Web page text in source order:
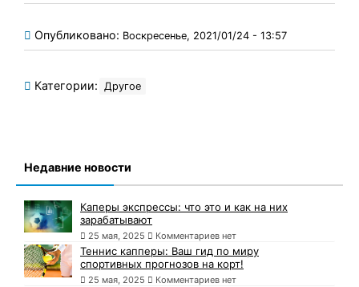
Опубликовано: Воскресенье, 2021/01/24 - 13:57
Категории: Другое
Недавние новости
Каперы экспрессы: что это и как на них
зарабатывают
25 мая, 2025 Комментариев нет
Теннис капперы: Ваш гид по миру
спортивных прогнозов на корт!
25 мая, 2025 Комментариев нет